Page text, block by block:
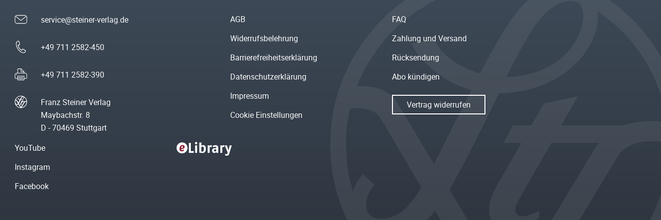
service@steiner-verlag.de
+49 711 2582-450
+49 711 2582-390
Franz Steiner Verlag
Maybachstr. 8
D - 70469 Stuttgart
AGB
Widerrufsbelehrung
Barrierefreiheitserklärung
Datenschutzerklärung
Impressum
Cookie Einstellungen
FAQ
Zahlung und Versand
Rücksendung
Abo kündigen
Vertrag widerrufen
YouTube
Instagram
Facebook